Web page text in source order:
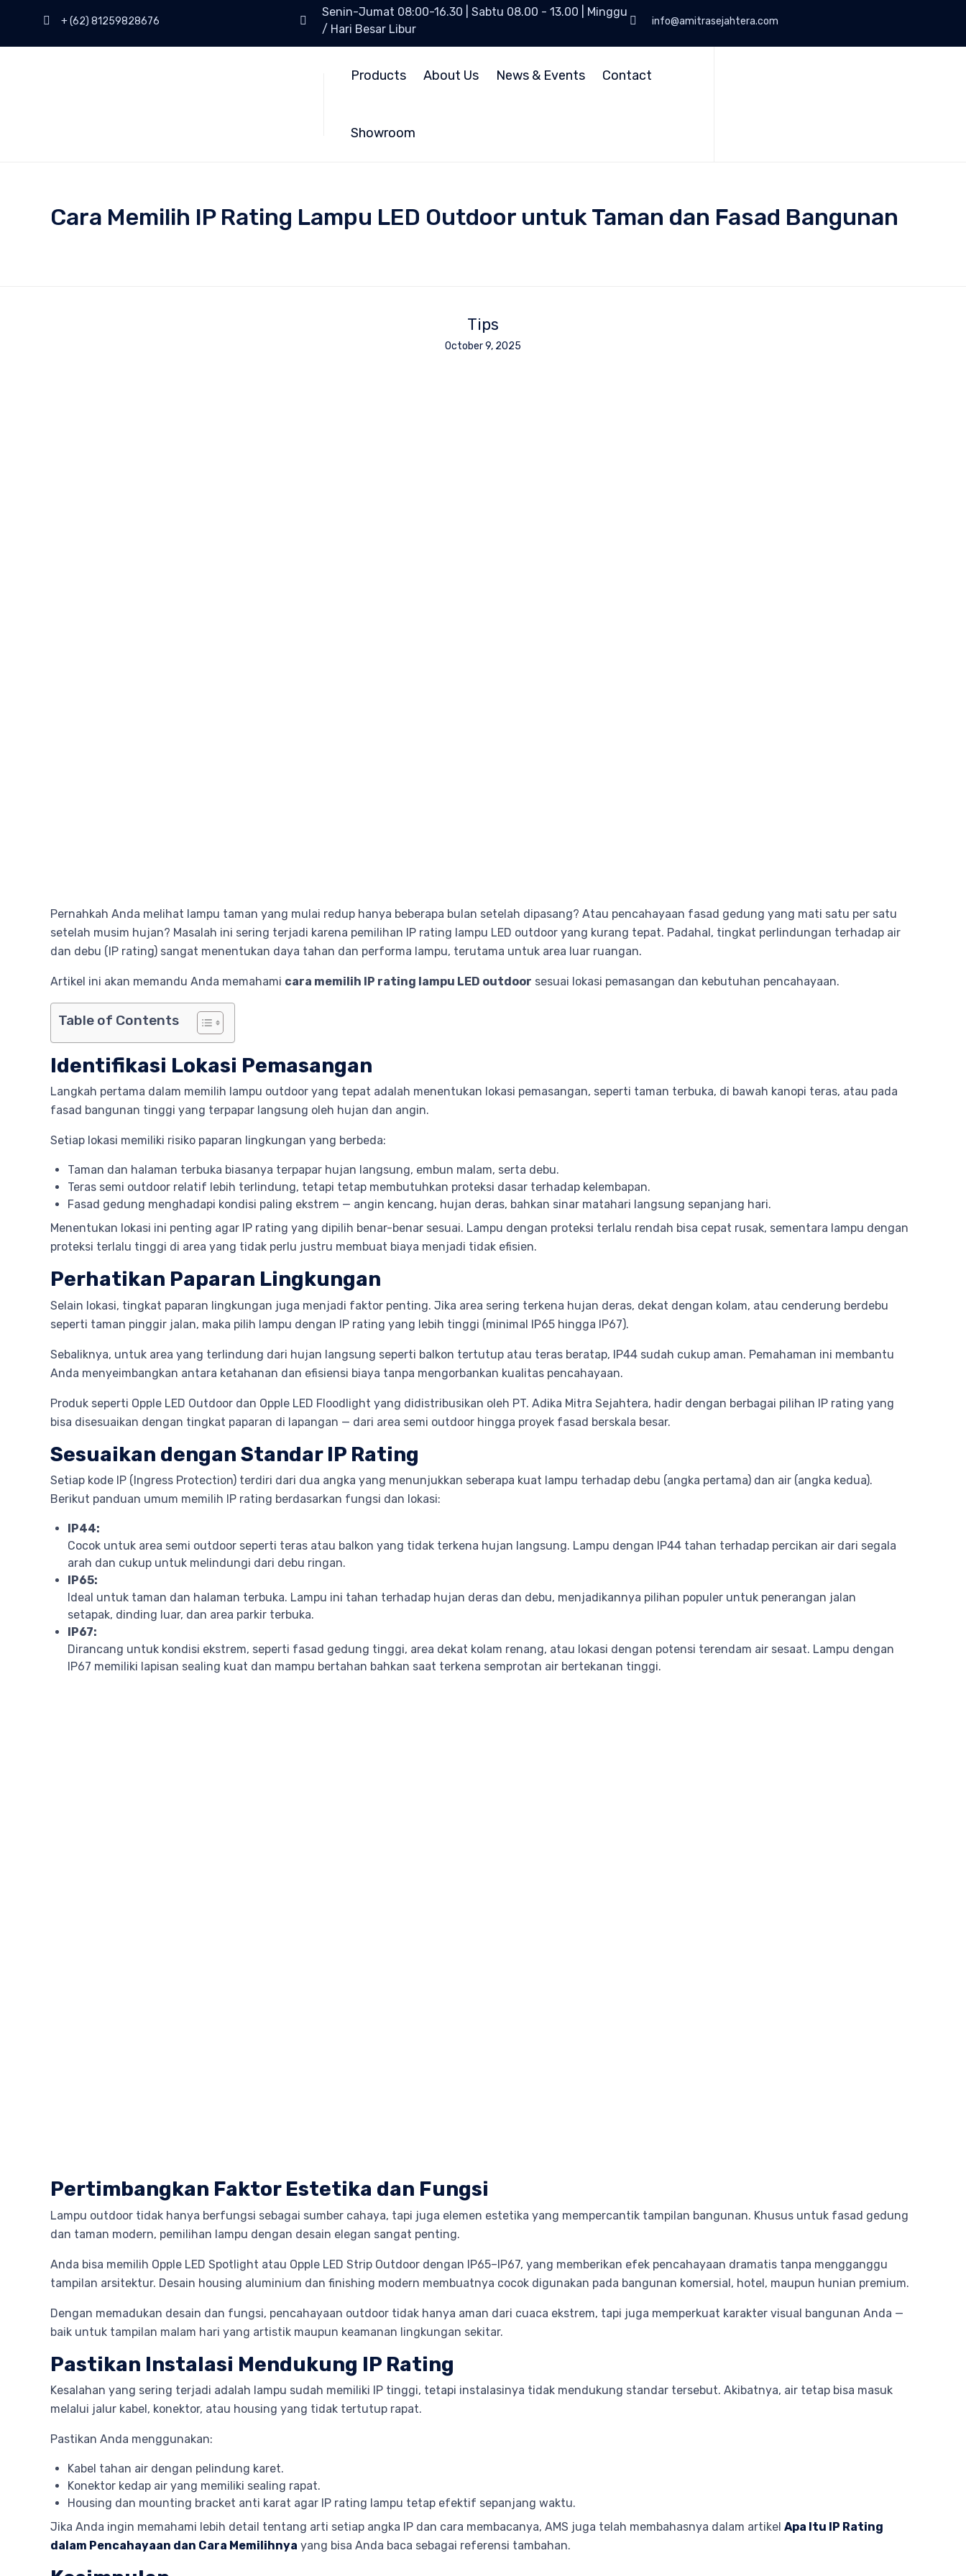
+ (62) 81259828676
Senin-Jumat 08:00-16.30 | Sabtu 08.00 - 13.00 | Minggu
/ Hari Besar Libur
info@amitrasejahtera.com
Products About Us News & Events Contact
Showroom
Cara Memilih IP Rating Lampu LED Outdoor untuk Taman dan Fasad Bangunan
Tips
October 9, 2025
Pernahkah Anda melihat lampu taman yang mulai redup hanya beberapa bulan setelah dipasang? Atau pencahayaan fasad gedung yang mati satu per satu
setelah musim hujan? Masalah ini sering terjadi karena pemilihan IP rating lampu LED outdoor yang kurang tepat. Padahal, tingkat perlindungan terhadap air
dan debu (IP rating) sangat menentukan daya tahan dan performa lampu, terutama untuk area luar ruangan.
Artikel ini akan memandu Anda memahami cara memilih IP rating lampu LED outdoor sesuai lokasi pemasangan dan kebutuhan pencahayaan.
Table of Contents
Identifikasi Lokasi Pemasangan
Langkah pertama dalam memilih lampu outdoor yang tepat adalah menentukan lokasi pemasangan, seperti taman terbuka, di bawah kanopi teras, atau pada
fasad bangunan tinggi yang terpapar langsung oleh hujan dan angin.
Setiap lokasi memiliki risiko paparan lingkungan yang berbeda:
Taman dan halaman terbuka biasanya terpapar hujan langsung, embun malam, serta debu.
Teras semi outdoor relatif lebih terlindung, tetapi tetap membutuhkan proteksi dasar terhadap kelembapan.
Fasad gedung menghadapi kondisi paling ekstrem — angin kencang, hujan deras, bahkan sinar matahari langsung sepanjang hari.
Menentukan lokasi ini penting agar IP rating yang dipilih benar-benar sesuai. Lampu dengan proteksi terlalu rendah bisa cepat rusak, sementara lampu dengan
proteksi terlalu tinggi di area yang tidak perlu justru membuat biaya menjadi tidak efisien.
Perhatikan Paparan Lingkungan
Selain lokasi, tingkat paparan lingkungan juga menjadi faktor penting. Jika area sering terkena hujan deras, dekat dengan kolam, atau cenderung berdebu
seperti taman pinggir jalan, maka pilih lampu dengan IP rating yang lebih tinggi (minimal IP65 hingga IP67).
Sebaliknya, untuk area yang terlindung dari hujan langsung seperti balkon tertutup atau teras beratap, IP44 sudah cukup aman. Pemahaman ini membantu
Anda menyeimbangkan antara ketahanan dan efisiensi biaya tanpa mengorbankan kualitas pencahayaan.
Produk seperti Opple LED Outdoor dan Opple LED Floodlight yang didistribusikan oleh PT. Adika Mitra Sejahtera, hadir dengan berbagai pilihan IP rating yang
bisa disesuaikan dengan tingkat paparan di lapangan — dari area semi outdoor hingga proyek fasad berskala besar.
Sesuaikan dengan Standar IP Rating
Setiap kode IP (Ingress Protection) terdiri dari dua angka yang menunjukkan seberapa kuat lampu terhadap debu (angka pertama) dan air (angka kedua).
Berikut panduan umum memilih IP rating berdasarkan fungsi dan lokasi:
IP44:
Cocok untuk area semi outdoor seperti teras atau balkon yang tidak terkena hujan langsung. Lampu dengan IP44 tahan terhadap percikan air dari segala
arah dan cukup untuk melindungi dari debu ringan.
IP65:
Ideal untuk taman dan halaman terbuka. Lampu ini tahan terhadap hujan deras dan debu, menjadikannya pilihan populer untuk penerangan jalan
setapak, dinding luar, dan area parkir terbuka.
IP67:
Dirancang untuk kondisi ekstrem, seperti fasad gedung tinggi, area dekat kolam renang, atau lokasi dengan potensi terendam air sesaat. Lampu dengan
IP67 memiliki lapisan sealing kuat dan mampu bertahan bahkan saat terkena semprotan air bertekanan tinggi.
Pertimbangkan Faktor Estetika dan Fungsi
Lampu outdoor tidak hanya berfungsi sebagai sumber cahaya, tapi juga elemen estetika yang mempercantik tampilan bangunan. Khusus untuk fasad gedung
dan taman modern, pemilihan lampu dengan desain elegan sangat penting.
Anda bisa memilih Opple LED Spotlight atau Opple LED Strip Outdoor dengan IP65–IP67, yang memberikan efek pencahayaan dramatis tanpa mengganggu
tampilan arsitektur. Desain housing aluminium dan finishing modern membuatnya cocok digunakan pada bangunan komersial, hotel, maupun hunian premium.
Dengan memadukan desain dan fungsi, pencahayaan outdoor tidak hanya aman dari cuaca ekstrem, tapi juga memperkuat karakter visual bangunan Anda —
baik untuk tampilan malam hari yang artistik maupun keamanan lingkungan sekitar.
Pastikan Instalasi Mendukung IP Rating
Kesalahan yang sering terjadi adalah lampu sudah memiliki IP tinggi, tetapi instalasinya tidak mendukung standar tersebut. Akibatnya, air tetap bisa masuk
melalui jalur kabel, konektor, atau housing yang tidak tertutup rapat.
Pastikan Anda menggunakan:
Kabel tahan air dengan pelindung karet.
Konektor kedap air yang memiliki sealing rapat.
Housing dan mounting bracket anti karat agar IP rating lampu tetap efektif sepanjang waktu.
Jika Anda ingin memahami lebih detail tentang arti setiap angka IP dan cara membacanya, AMS juga telah membahasnya dalam artikel Apa Itu IP Rating
dalam Pencahayaan dan Cara Memilihnya yang bisa Anda baca sebagai referensi tambahan.